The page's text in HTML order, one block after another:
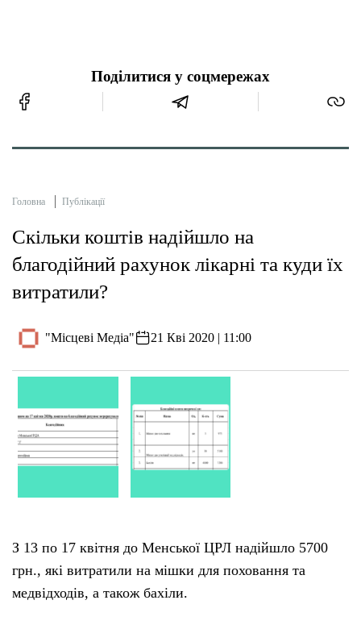
Поділитися у соцмережах
Головна Публікації
Скільки коштів надійшло на
благодійний рахунок лікарні та куди їх
витратили?
"Місцеві Медіа" 21 Кві 2020 | 11:00
З 13 по 17 квітня до Менської ЦРЛ надійшло 5700
грн., які витратили на мішки для поховання та
медвідходів, а також бахіли.